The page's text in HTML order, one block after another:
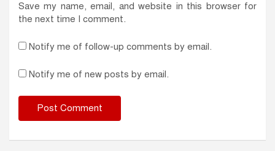
Save my name, email, and website in this browser for
the next time I comment.
Notify me of follow-up comments by email.
Notify me of new posts by email.